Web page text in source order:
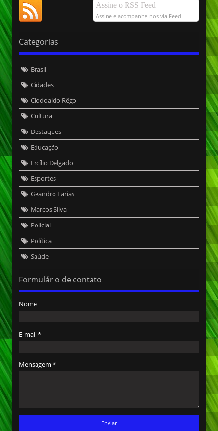
Assine o RSS Feed
Assine e acompanhe-nos via Feed
Categorias
Brasil
Cidades
Clodoaldo Rêgo
Cultura
Destaques
Educação
Ercílio Delgado
Esportes
Geandro Farias
Marcos Silva
Policial
Política
Saúde
Formulário de contato
Nome
E-mail*
Mensagem *